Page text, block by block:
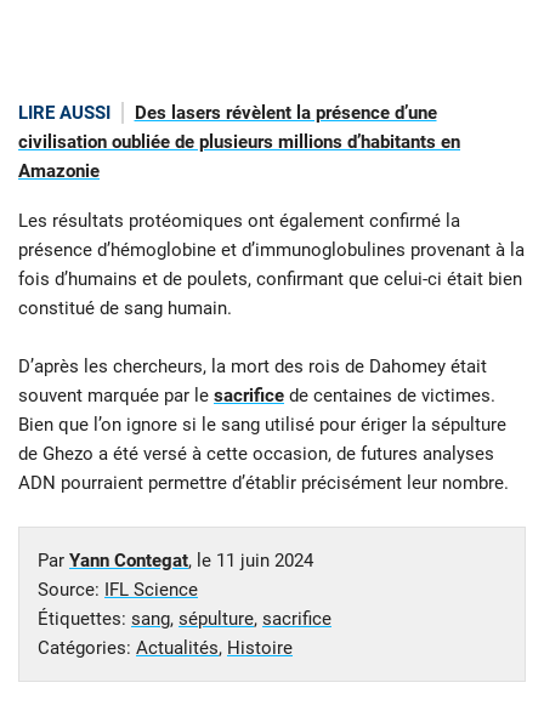
LIRE AUSSI
Des lasers révèlent la présence d’une
civilisation oubliée de plusieurs millions d’habitants en
Amazonie
Les résultats protéomiques ont également confirmé la
présence d’hémoglobine et d’immunoglobulines provenant à la
fois d’humains et de poulets, confirmant que celui-ci était bien
constitué de sang humain.
D’après les chercheurs, la mort des rois de Dahomey était
souvent marquée par le sacrifice de centaines de victimes.
Bien que l’on ignore si le sang utilisé pour ériger la sépulture
de Ghezo a été versé à cette occasion, de futures analyses
ADN pourraient permettre d’établir précisément leur nombre.
Par Yann Contegat, le 11 juin 2024
Source: IFL Science
Étiquettes: sang, sépulture, sacrifice
Catégories: Actualités, Histoire